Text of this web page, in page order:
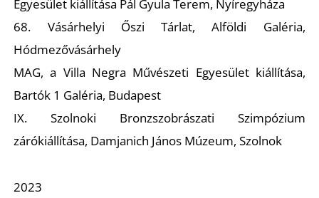
Egyesület kiállítása Pál Gyula Terem, Nyíregyháza
68. Vásárhelyi Őszi Tárlat, Alföldi Galéria,
Hódmezővásárhely
MAG, a Villa Negra Művészeti Egyesület kiállítása,
Bartók 1 Galéria, Budapest
IX. Szolnoki Bronzszobrászati Szimpózium
zárókiállítása, Damjanich János Múzeum, Szolnok
2023